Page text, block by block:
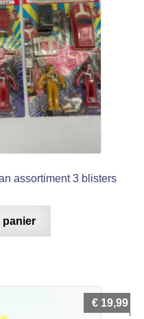
assortiment 3 blisters
panier
€ 19,99